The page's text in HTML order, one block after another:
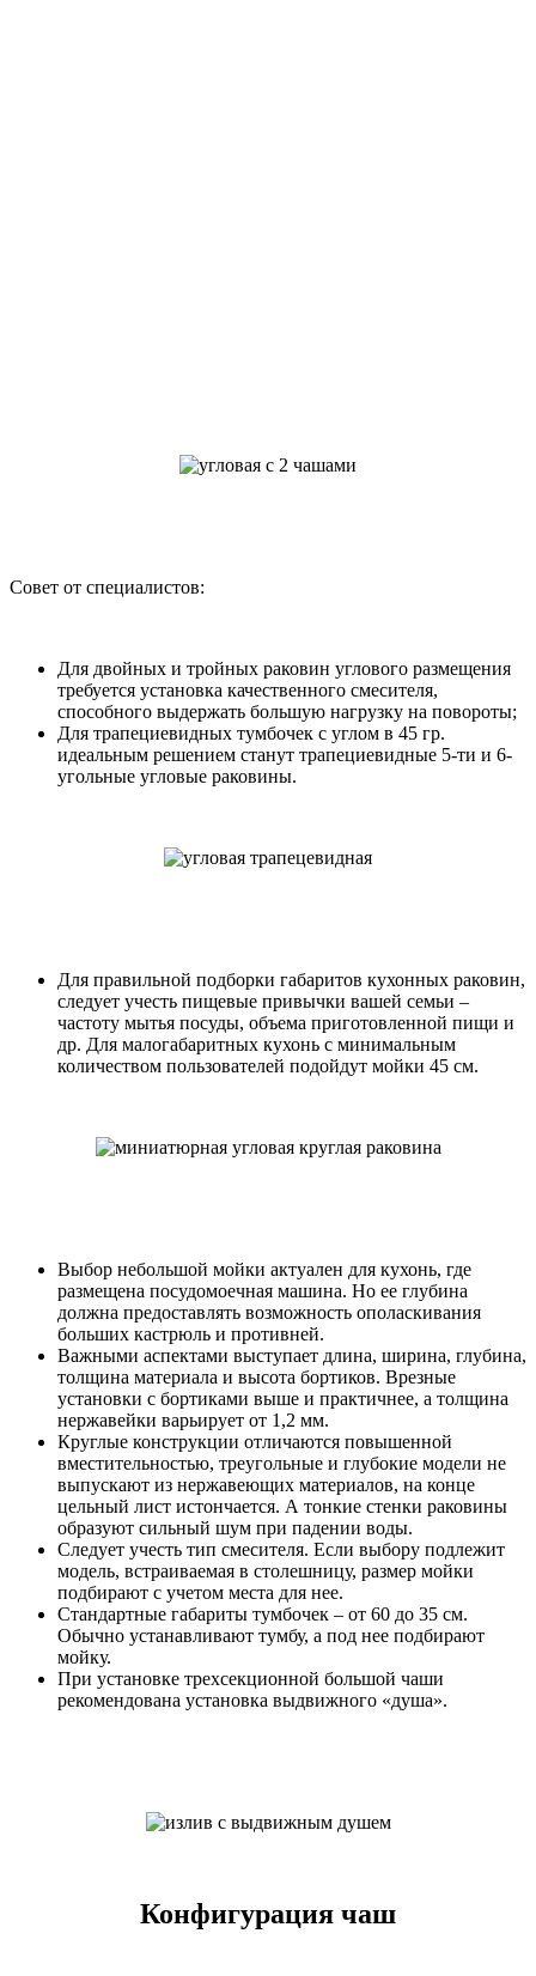
Совет от специалистов:
Для двойных и тройных раковин углового размещения
требуется установка качественного смесителя,
способного выдержать большую нагрузку на повороты;
Для трапециевидных тумбочек с углом в 45 гр.
идеальным решением станут трапециевидные 5-ти и 6-
угольные угловые раковины.
Для правильной подборки габаритов кухонных раковин,
следует учесть пищевые привычки вашей семьи –
частоту мытья посуды, объема приготовленной пищи и
др. Для малогабаритных кухонь с минимальным
количеством пользователей подойдут мойки 45 см.
Выбор небольшой мойки актуален для кухонь, где
размещена посудомоечная машина. Но ее глубина
должна предоставлять возможность ополаскивания
больших кастрюль и противней.
Важными аспектами выступает длина, ширина, глубина,
толщина материала и высота бортиков. Врезные
установки с бортиками выше и практичнее, а толщина
нержавейки варьирует от 1,2 мм.
Круглые конструкции отличаются повышенной
вместительностью, треугольные и глубокие модели не
выпускают из нержавеющих материалов, на конце
цельный лист истончается. А тонкие стенки раковины
образуют сильный шум при падении воды.
Следует учесть тип смесителя. Если выбору подлежит
модель, встраиваемая в столешницу, размер мойки
подбирают с учетом места для нее.
Стандартные габариты тумбочек – от 60 до 35 см.
Обычно устанавливают тумбу, а под нее подбирают
мойку.
При установке трехсекционной большой чаши
рекомендована установка выдвижного «душа».
Конфигурация чаш